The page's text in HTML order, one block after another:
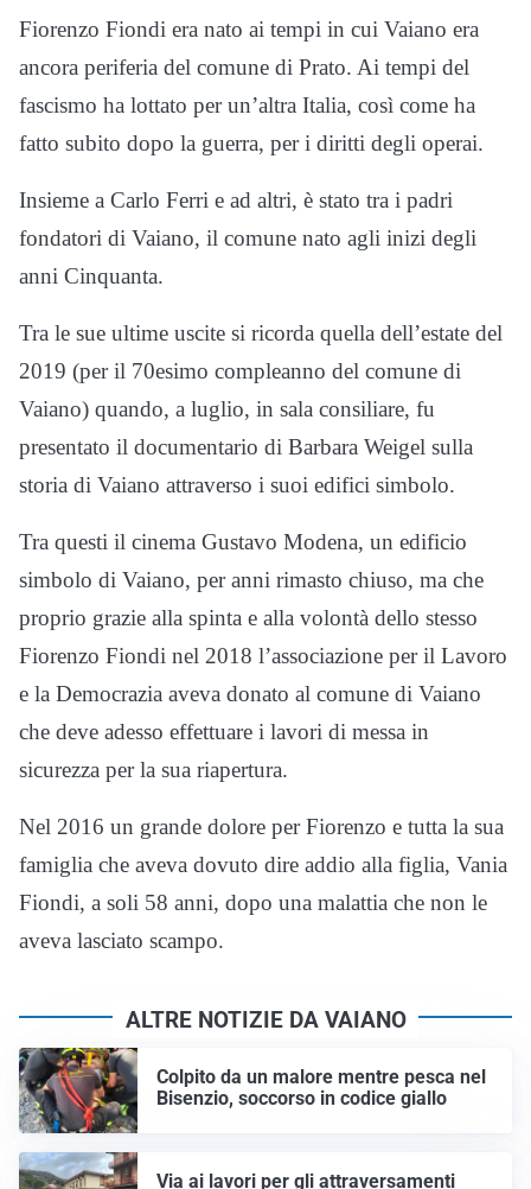
Fiorenzo Fiondi era nato ai tempi in cui Vaiano era
ancora periferia del comune di Prato. Ai tempi del
fascismo ha lottato per un’altra Italia, così come ha
fatto subito dopo la guerra, per i diritti degli operai.
Insieme a Carlo Ferri e ad altri, è stato tra i padri
fondatori di Vaiano, il comune nato agli inizi degli
anni Cinquanta.
Tra le sue ultime uscite si ricorda quella dell’estate del
2019 (per il 70esimo compleanno del comune di
Vaiano) quando, a luglio, in sala consiliare, fu
presentato il documentario di Barbara Weigel sulla
storia di Vaiano attraverso i suoi edifici simbolo.
Tra questi il cinema Gustavo Modena, un edificio
simbolo di Vaiano, per anni rimasto chiuso, ma che
proprio grazie alla spinta e alla volontà dello stesso
Fiorenzo Fiondi nel 2018 l’associazione per il Lavoro
e la Democrazia aveva donato al comune di Vaiano
che deve adesso effettuare i lavori di messa in
sicurezza per la sua riapertura.
Nel 2016 un grande dolore per Fiorenzo e tutta la sua
famiglia che aveva dovuto dire addio alla figlia, Vania
Fiondi, a soli 58 anni, dopo una malattia che non le
aveva lasciato scampo.
ALTRE NOTIZIE DA VAIANO
Colpito da un malore mentre pesca nel
Bisenzio, soccorso in codice giallo
Via ai lavori per gli attraversamenti